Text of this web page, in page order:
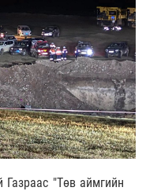
"Төв аймгийн